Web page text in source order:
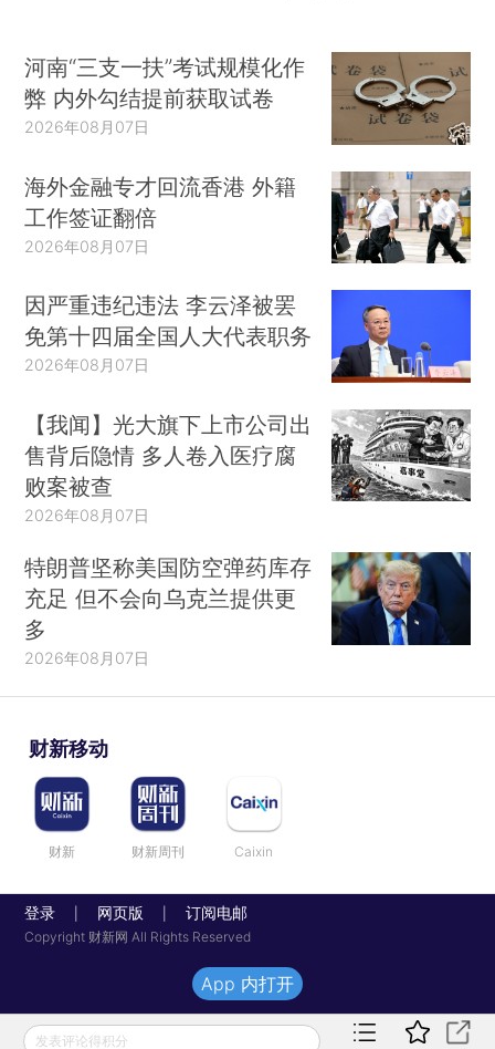
河南“三支一扶”考试规模化作
弊 内外勾结提前获取试卷
2026年08月07日
海外金融专才回流香港 外籍
工作签证翻倍
2026年08月07日
因严重违纪违法 李云泽被罢
免第十四届全国人大代表职务
2026年08月07日
【我闻】光大旗下上市公司出
售背后隐情 多人卷入医疗腐
败案被查
2026年08月07日
特朗普坚称美国防空弹药库存
充足 但不会向乌克兰提供更
多
2026年08月07日
财新移动
财新 财新周刊 Caixin
登录 网页版 订阅电邮
Copyright 财新网 All Rights Reserved
发表评论得积分
App 内打开